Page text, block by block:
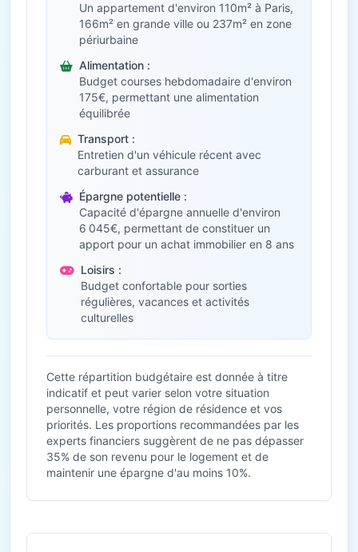
Un appartement d'environ 110m² à Paris,
166m² en grande ville ou 237m² en zone
périurbaine
Alimentation :
Budget courses hebdomadaire d'environ
175€, permettant une alimentation
équilibrée
Transport :
Entretien d'un véhicule récent avec
carburant et assurance
Épargne potentielle :
Capacité d'épargne annuelle d'environ
6 045€, permettant de constituer un
apport pour un achat immobilier en 8 ans
Loisirs :
Budget confortable pour sorties
régulières, vacances et activités
culturelles
Cette répartition budgétaire est donnée à titre
indicatif et peut varier selon votre situation
personnelle, votre région de résidence et vos
priorités. Les proportions recommandées par les
experts financiers suggèrent de ne pas dépasser
35% de son revenu pour le logement et de
maintenir une épargne d'au moins 10%.